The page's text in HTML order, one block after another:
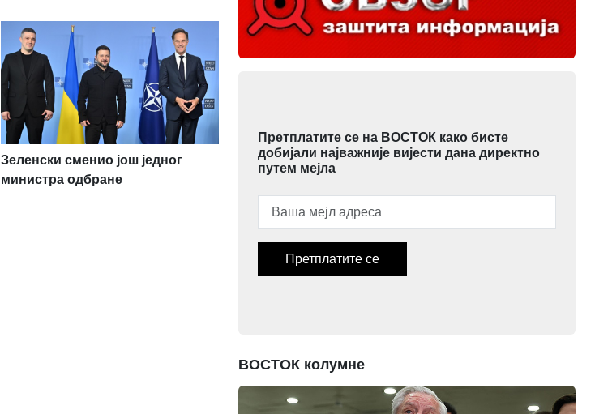
Зеленски сменио још једног
министра одбране
Претплатите се на ВОСТОК како бисте
добијали најважније вијести дана директно
путем мејла
Претплатите се
ВОСТОК колумне